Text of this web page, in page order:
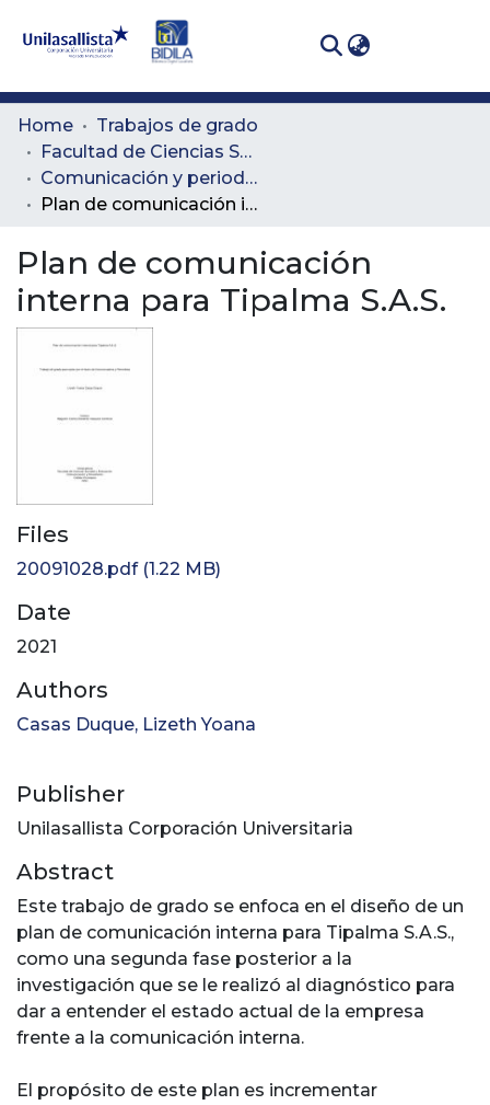
Communities
& Collections
All of DSpace
Statistics
Home
Trabajos de grado
Facultad de Ciencias Sociales y Educación
Comunicación y periodismo
Plan de comunicación interna para Tipalma S.A.S.
Plan de comunicación
interna para Tipalma S.A.S.
Files
20091028.pdf(1.22 MB)
Date
2021
Authors
Casas Duque, Lizeth Yoana
Publisher
Unilasallista Corporación Universitaria
Abstract
Este trabajo de grado se enfoca en el diseño de un
plan de comunicación interna para Tipalma S.A.S.,
como una segunda fase posterior a la
investigación que se le realizó al diagnóstico para
dar a entender el estado actual de la empresa
frente a la comunicación interna.
El propósito de este plan es incrementar